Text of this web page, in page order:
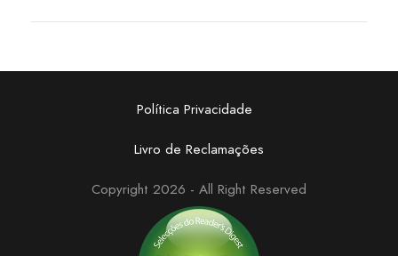
Política Privacidade
Livro de Reclamações
Copyright 2026 - All Right Reserved